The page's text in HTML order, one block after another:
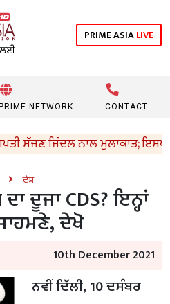
PRIME ASIALIVE
NETWORK CONTACT
ਜਿੰਦਲ ਨਾਲ ਮੁਲਾਕਾਤ; ਇਸਪਾਤ
ਦੇਸ਼
ਦੂਜਾ CDS? ਇਨ੍ਹਾਂ
ਦੇਖੋ
10th December 2021
ਨਵੀਂ ਦਿੱਲੀ, 10 ਦਸੰਬਰ